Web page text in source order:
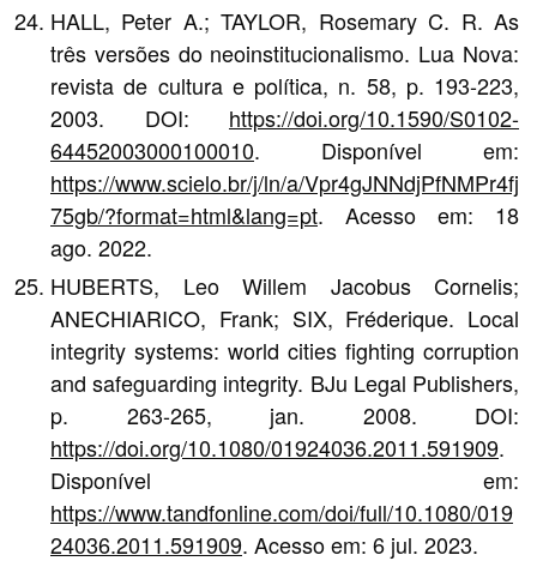
HALL, Peter A.; TAYLOR, Rosemary C. R. As
três versões do neoinstitucionalismo. Lua Nova:
revista de cultura e política, n. 58, p. 193-223,
2003. DOI: https://doi.org/10.1590/S0102-
64452003000100010. Disponível em:
https://www.scielo.br/j/ln/a/Vpr4gJNNdjPfNMPr4fj
75gb/?format=html&lang=pt. Acesso em: 18
ago. 2022.
HUBERTS, Leo Willem Jacobus Cornelis;
ANECHIARICO, Frank; SIX, Fréderique. Local
integrity systems: world cities fighting corruption
and safeguarding integrity. BJu Legal Publishers,
p. 263-265, jan. 2008. DOI:
https://doi.org/10.1080/01924036.2011.591909.
Disponível em:
https://www.tandfonline.com/doi/full/10.1080/019
24036.2011.591909. Acesso em: 6 jul. 2023.